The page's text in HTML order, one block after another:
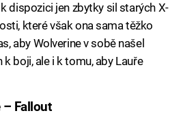
dispozici jen zbytky sil starých X-
které však ona sama těžko
aby Wolverine v sobě našel
k boji, ale i k tomu, aby Lauře
Fallout